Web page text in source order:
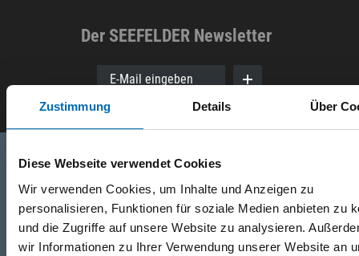
Zustimmung Details Über
Diese Webseite verwendet Cookies
Wir verwenden Cookies, um Inhalte und Anzeigen zu
personalisieren, Funktionen für soziale Medien anbieten zu
und die Zugriffe auf unsere Website zu analysieren.
wir Informationen zu Ihrer Verwendung unserer Website an
Der SEEFELDER Newsletter
E-Mail eingeben
Telefon
+49 871 973 899